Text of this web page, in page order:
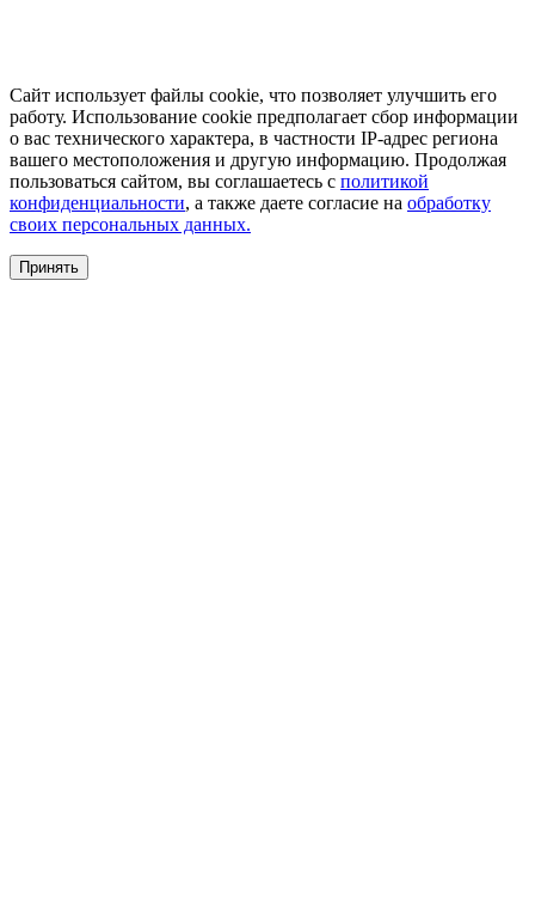
Сайт использует файлы cookie, что позволяет улучшить его
работу. Использование cookie предполагает сбор информации
о вас технического характера, в частности IP-адрес региона
вашего местоположения и другую информацию. Продолжая
пользоваться сайтом, вы соглашаетесь с политикой
конфиденциальности, а также даете согласие на обработку
своих персональных данных.
Принять